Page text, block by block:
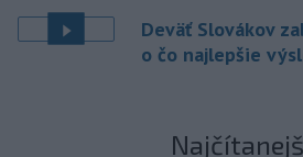
Deväť Slovákov
o čo najlepšie